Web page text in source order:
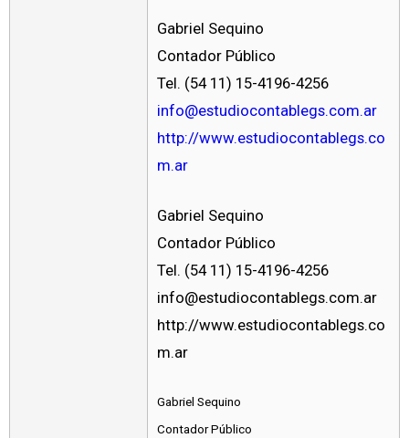
Gabriel Sequino
Contador Público
Tel. (54 11) 15-4196-4256
info@estudiocontablegs.com.ar
http://www.estudiocontablegs.co
m.ar
Gabriel Sequino
Contador Público
Tel. (54 11) 15-4196-4256
info@estudiocontablegs.com.ar
http://www.estudiocontablegs.co
m.ar
Gabriel Sequino
Contador Público